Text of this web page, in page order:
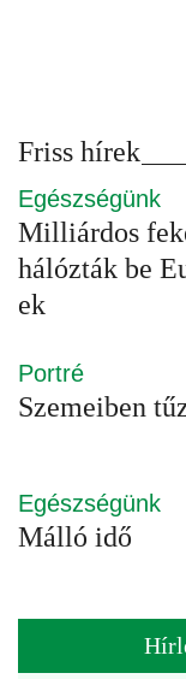
Friss hírek
Egészségünk
Milliárdos
hálózták be
ek
Portré
Szemeiben
Egészségünk
Málló idő